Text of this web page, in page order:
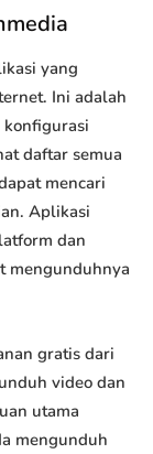
yang
Ini adalah
daftar semua
mencari
Aplikasi
dan
mengunduhnya
gratis dari
video dan
utama
mengunduh